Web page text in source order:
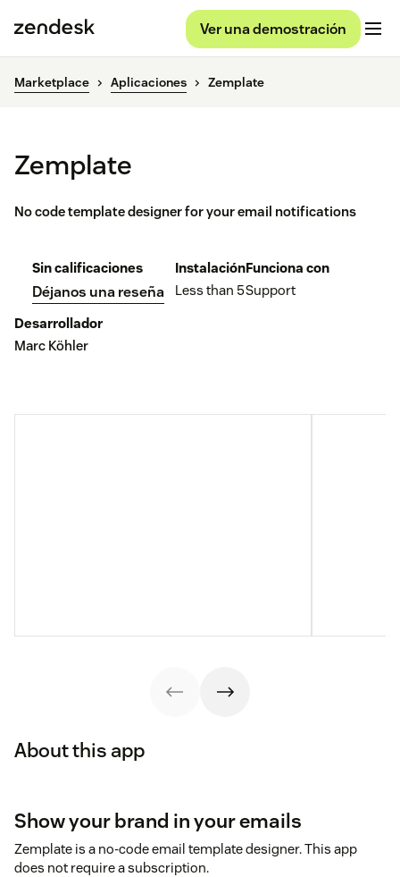
Ver una demostración
Marketplace Aplicaciones Zemplate
Zemplate
No code template designer for your email notifications
Sin calificaciones
Déjanos una reseña
Instalación
Less than 5
Funciona con
Support
Desarrollador
Marc Köhler
About this app
Show your brand in your emails
Zemplate is a no-code email template designer. This app
does not require a subscription.